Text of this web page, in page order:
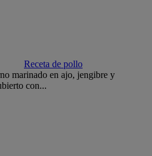
Receta de pollo
marinado en ajo, jengibre y
con...